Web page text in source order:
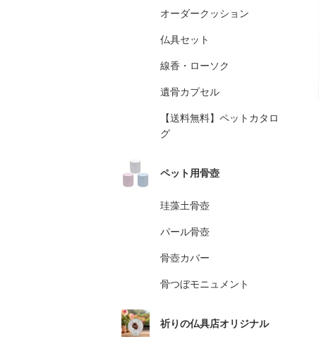
オーダークッション
仏具セット
線香・ローソク
遺骨カプセル
【送料無料】ペットカタロ
グ
ペット用骨壺
珪藻土骨壺
パール骨壺
骨壺カバー
骨つぼモニュメント
祈りの仏具店オリジナル